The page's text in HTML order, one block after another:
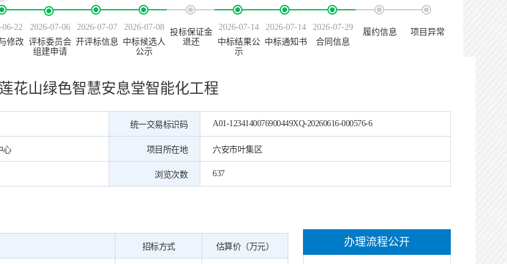
06-22
修改
2026-07-06
评标委员会
组建申请
2026-07-07
开评标信息
2026-07-08
中标候选人
公示
投标保证金
退还
2026-07-14
中标结果公
示
2026-07-14
中标通知书
2026-07-29
合同信息
履约信息 项目异常
莲花山绿色智慧安息堂智能化工程
统一交易标识码 A01-1234140076900449XQ-20260616-000576-6
心 项目所在地 六安市叶集区
浏览次数 637
招标方式 估算价（万元） 办理流程公开